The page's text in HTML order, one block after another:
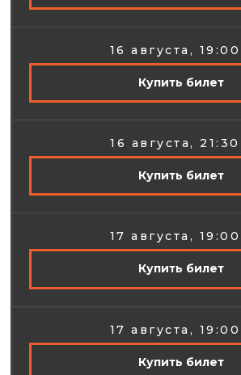
16 августа, 19:00
Купить билет
16 августа, 21:30
Купить билет
17 августа, 19:00
Купить билет
17 августа, 19:00
Купить билет